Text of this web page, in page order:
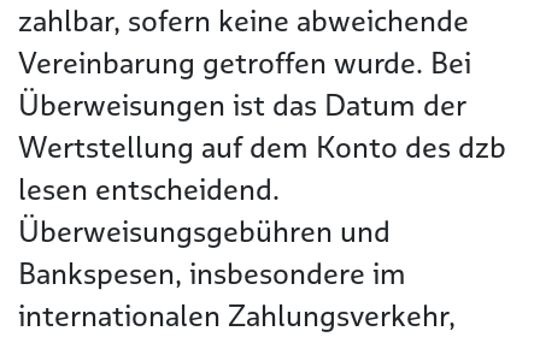
zahlbar, sofern keine abweichende
Vereinbarung getroffen wurde. Bei
Überweisungen ist das Datum der
Wertstellung auf dem Konto des dzb
lesen entscheidend.
Überweisungsgebühren und
Bankspesen, insbesondere im
internationalen Zahlungsverkehr,